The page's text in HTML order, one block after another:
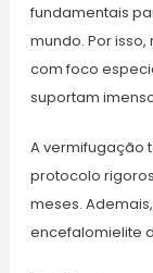
fundamentais
mundo. Por
com foco
suportam
A vermifugação
protocolo
meses.
encefalomielite